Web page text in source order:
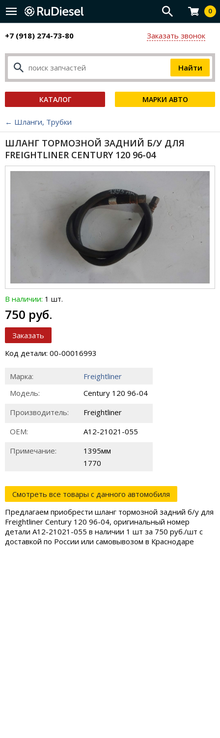
0
+7 (918) 274-73-80 Заказать звонок
КАТАЛОГ МАРКИ АВТО
← Шланги, Трубки
ШЛАНГ ТОРМОЗНОЙ ЗАДНИЙ Б/У ДЛЯ
FREIGHTLINER CENTURY 120 96-04
В наличии: 1 шт.
750 руб.
Заказать
Код детали: 00-00016993
Марка:
Freightliner
Модель:
Century 120 96-04
Производитель:
Freightliner
ОЕМ:
A12-21021-055
Примечание:
1395мм
1770
Смотреть все товары с данного автомобиля
Предлагаем приобрести шланг тормозной задний б/у для
Freightliner Century 120 96-04, оригинальный номер
детали A12-21021-055 в наличии 1 шт за 750 руб./шт с
доставкой по России или самовывозом в Краснодаре